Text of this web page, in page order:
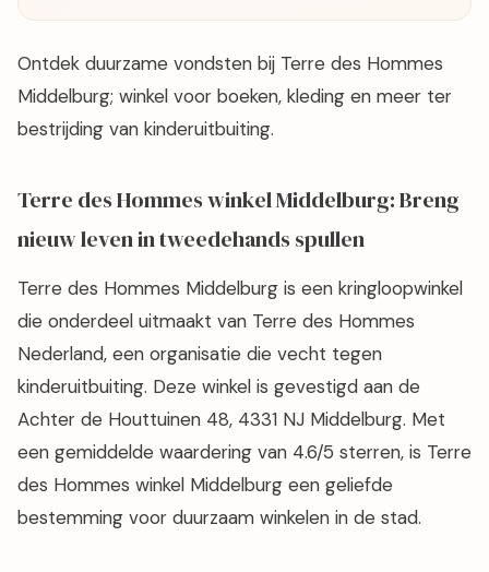
Ontdek duurzame vondsten bij Terre des Hommes
Middelburg; winkel voor boeken, kleding en meer ter
bestrijding van kinderuitbuiting.
Terre des Hommes winkel Middelburg: Breng
nieuw leven in tweedehands spullen
Terre des Hommes Middelburg is een kringloopwinkel
die onderdeel uitmaakt van Terre des Hommes
Nederland, een organisatie die vecht tegen
kinderuitbuiting. Deze winkel is gevestigd aan de
Achter de Houttuinen 48, 4331 NJ Middelburg. Met
een gemiddelde waardering van 4.6/5 sterren, is Terre
des Hommes winkel Middelburg een geliefde
bestemming voor duurzaam winkelen in de stad.